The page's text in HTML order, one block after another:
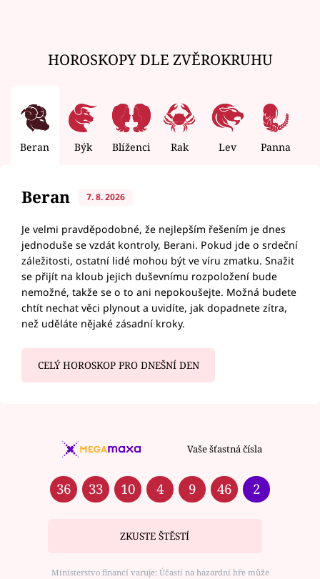
HOROSKOPY DLE ZVĚROKRUHU
Beran Býk Blíženci Rak Lev Panna
Beran 7. 8. 2026
Je velmi pravděpodobné, že nejlepším řešením je dnes
jednoduše se vzdát kontroly, Berani. Pokud jde o srdeční
záležitosti, ostatní lidé mohou být ve víru zmatku. Snažit
se přijít na kloub jejich duševnímu rozpoložení bude
nemožné, takže se o to ani nepokoušejte. Možná budete
chtít nechat věci plynout a uvidíte, jak dopadnete zítra,
než uděláte nějaké zásadní kroky.
CELÝ HOROSKOP PRO DNEŠNÍ DEN
Vaše šťastná čísla
36 33 10 4 9 46 2
ZKUSTE ŠTĚSTÍ
Ministerstvo financí varuje: Účastí na hazardní hře může